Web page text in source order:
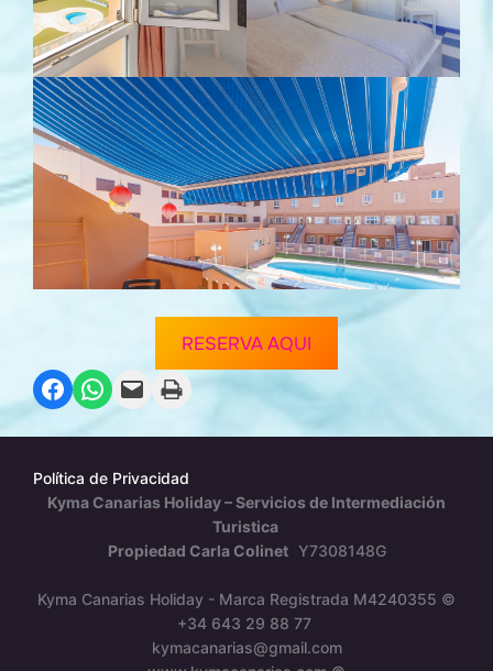
RESERVA AQUI
Compartir en Facebook
Compartir en WhatsApp
Envía esta página por correo electrónico
Imprime esta página
Política de Privacidad
Kyma Canarias Holiday – Servicios de Intermediación
Turistica
Propiedad Carla Colinet Y7308148G
Kyma Canarias Holiday - Marca Registrada M4240355 ©
+34 643 29 88 77
kymacanarias@gmail.com